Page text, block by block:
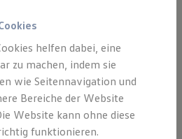
Leasing
Leasing
Anzahlung
mit Schlussrate
und Garantien
voller Möglichkeiten.
helfen dabei, eine
zu machen, indem sie
wie Seitennavigation und
Bereiche der Website
Website kann ohne diese
funktionieren.